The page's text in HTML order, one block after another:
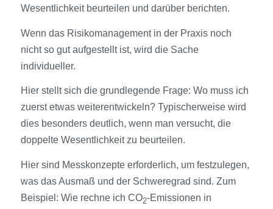
Wesentlichkeit beurteilen und darüber berichten.
Wenn das Risikomanagement in der Praxis noch
nicht so gut aufgestellt ist, wird die Sache
individueller.
Hier stellt sich die grundlegende Frage: Wo muss ich
zuerst etwas weiterentwickeln? Typischerweise wird
dies besonders deutlich, wenn man versucht, die
doppelte Wesentlichkeit zu beurteilen.
Hier sind Messkonzepte erforderlich, um festzulegen,
was das Ausmaß und der Schweregrad sind. Zum
Beispiel: Wie rechne ich CO2-Emissionen in